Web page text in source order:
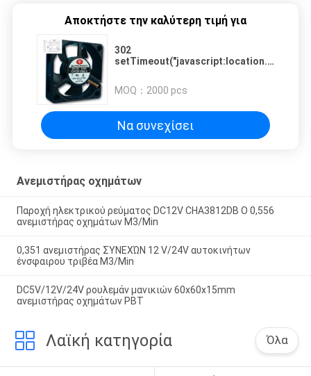
Αποκτήστε την καλύτερη τιμή για
302
MOQ： 2000 pcs
Να συνεχίσει
Ανεμιστήρας οχημάτων
Παροχή ηλεκτρικού ρεύματος DC12V CHA3812DB Ο 0,556
ανεμιστήρας οχημάτων M3/Min
0,351 ανεμιστήρας ΣΥΝΕΧΏΝ 12 V/24V αυτοκινήτων
ένσφαιρου τριβέα M3/Min
DC5V/12V/24V ρουλεμάν μανικιών 60x60x15mm
ανεμιστήρας οχημάτων PBT
Λαϊκή κατηγορία Όλα